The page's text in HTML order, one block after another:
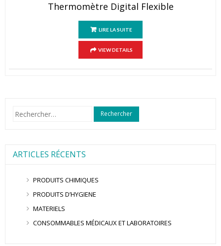
Thermomètre Digital Flexible
LIRE LA SUITE
VIEW DETAILS
Rechercher :
ARTICLES RÉCENTS
PRODUITS CHIMIQUES
PRODUITS D’HYGIENE
MATERIELS
CONSOMMABLES MÉDICAUX ET LABORATOIRES